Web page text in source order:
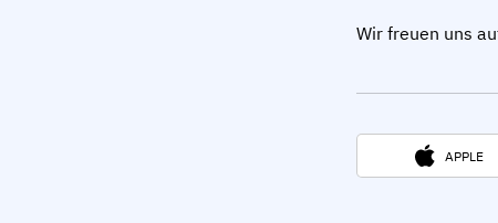
Wir freuen uns
APPLE